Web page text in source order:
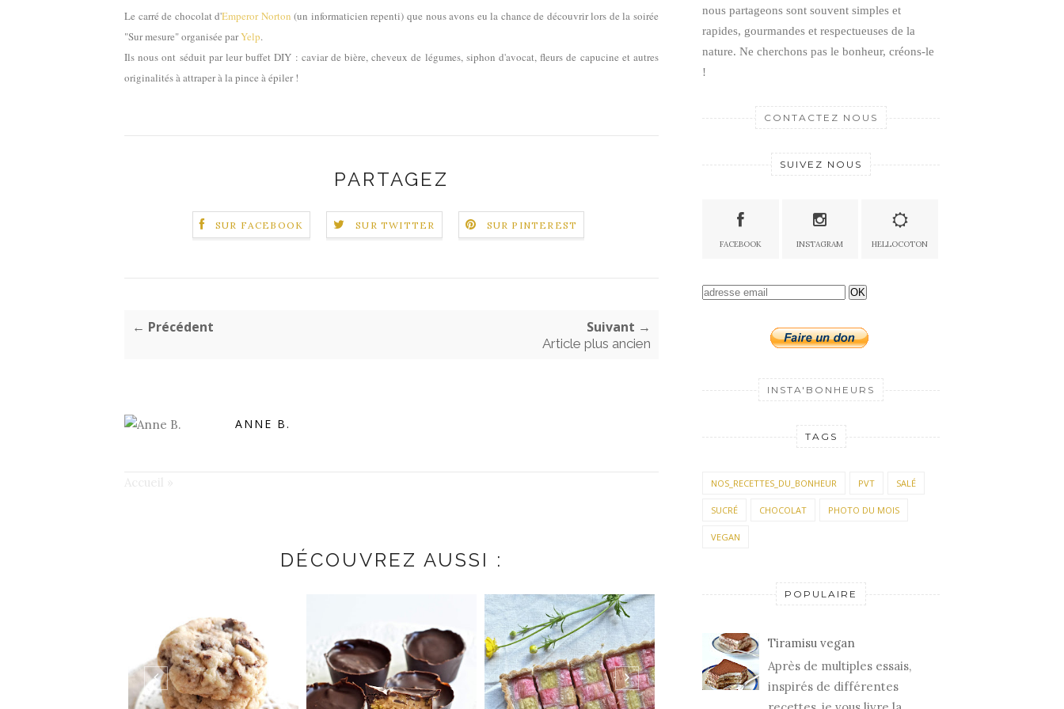
Le carré de chocolat d'Emperor Norton (un informaticien repenti) que nous avons eu la chance de découvrir lors de la soirée
"Sur mesure" organisée parYelp.
Ils nous ont séduit par leur buffet DIY : caviar de bière, cheveux de légumes, siphon d'avocat, fleurs de capucine et autres
originalités à attraper à la pince à épiler !
PARTAGEZ
SUR FACEBOOK SUR TWITTER SUR PINTEREST
← Précédent Suivant →
Article plus ancien
ANNE B.
DÉCOUVREZ AUSSI :
nous partageons sont souvent simples et
rapides, gourmandes et respectueuses de la
nature. Ne cherchons pas le bonheur, créons-le
!
CONTACTEZ NOUS
SUIVEZ NOUS
FACEBOOK INSTAGRAM HELLOCOTON
OK
INSTA'BONHEURS
TAGS
NOS_RECETTES_DU_BONHEUR PVT SALÉ
SUCRÉ CHOCOLAT PHOTO DU MOIS
VEGAN
POPULAIRE
Tiramisu vegan
Après de multiples essais,
inspirés de différentes